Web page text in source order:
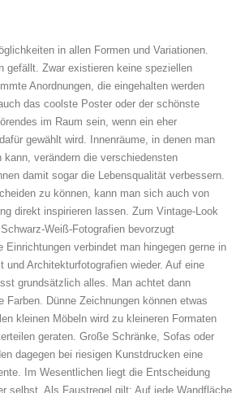
in allen Formen und Variationen.
gefällt. Zwar existieren keine speziellen
Anordnungen, die eingehalten werden
das coolste Poster oder der schönste
im Raum sein, wenn ein eher
gewählt wird. Innenräume, in denen man
verändern die verschiedensten
damit sogar die Lebensqualität verbessern.
zu können, kann man sich auch von
direkt inspirieren lassen. Zum Vintage-Look
Weiß-Fotografien bevorzugt
Einrichtungen verbindet man hingegen gerne in
und Architekturfotografien wieder. Auf eine
grundsätzlich alles. Man achtet dann
Farben. Dünne Zeichnungen können etwas
kleinen Möbeln wird zu kleineren Formaten
geraten. Große Schränke, Sofas oder
dagegen bei riesigen Kunstdrucken eine
Im Wesentlichen liegt die Entscheidung
selbst. Als Faustregel gilt: Auf jede Wandfläche